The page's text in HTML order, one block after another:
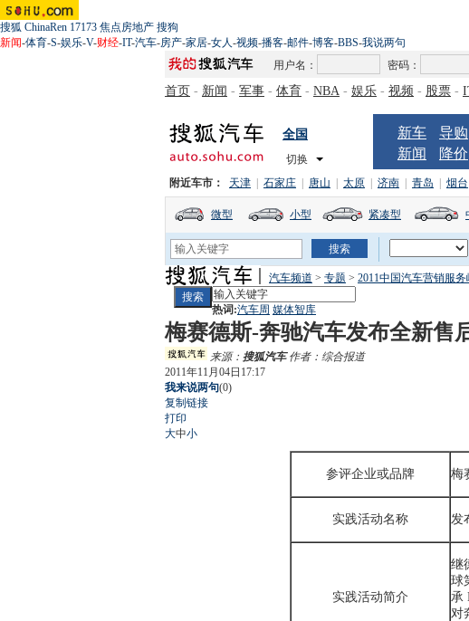
搜狐 ChinaRen 17173 焦点房地产 搜狗
新闻-体育-S-娱乐-V-财经-IT-汽车-房产-家居-女人-视频-播客-邮件-博客-BBS-我说两句
用户名：
密码：
首页 - 新闻 - 军事 - 体育 - NBA - 娱乐 - 视频 - 股票 -
全国
切换
新车 导购
新闻
降价
附近车市： 天津 石家庄 唐山 太原 济南 青岛 烟台
微型 小型 紧凑型
汽车频道 > 专题 > 2011中国汽车营销服务
热词:汽车周 媒体智库
梅赛德斯-奔驰汽车发布全新售
来源： 搜狐汽车作者：综合报道
2011年11月04日17:17
我来说两句(0)
复制链接
打印
大中小
参评企业或品牌 梅
实践活动名称 发
实践活动简介
继
球
承
对